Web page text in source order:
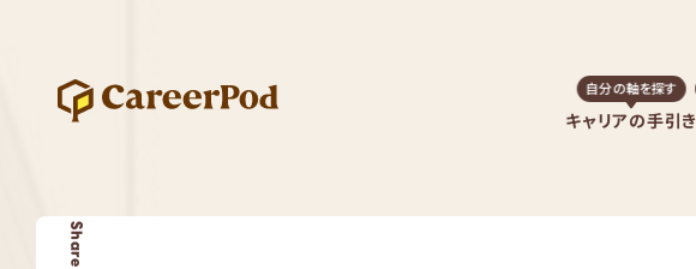
キャリアの手引き
自分の軸を探す
Share